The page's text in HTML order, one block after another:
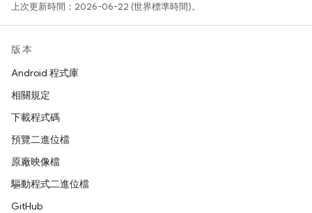
上次更新時間：2026-06-22 (世界標準時間)。
版本
Android 程式庫
相關規定
下載程式碼
預覽二進位檔
原廠映像檔
驅動程式二進位檔
GitHub